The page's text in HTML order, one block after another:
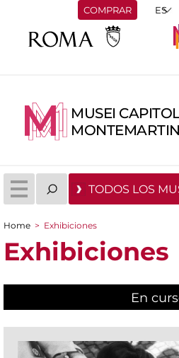
COMPRAR
MUSEI
TODOS LOS
You are here
Home > Exhibiciones
Exhibiciones
En